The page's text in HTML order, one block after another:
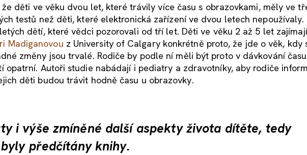
děti ve věku dvou let, které trávily více času s obrazovkami, měly ve
testů než děti, které elektronická zařízení ve dvou letech nepoužívaly.
dětí, které vědci pozorovali od tří let. Děti ve věku 2 až 5 let zajímají
Madiganovou z University of Calgary konkrétně proto, že jde o věk, kdy
změny jsou trvalé. Rodiče by podle ní měli být proto v dávkování
opatrní. Autoři studie nabádají i pediatry a zdravotníky, aby rodiče
děti budou trávit hodně času u obrazovky.
i výše zmíněné další aspekty života dítěte, tedy
předčítány knihy.